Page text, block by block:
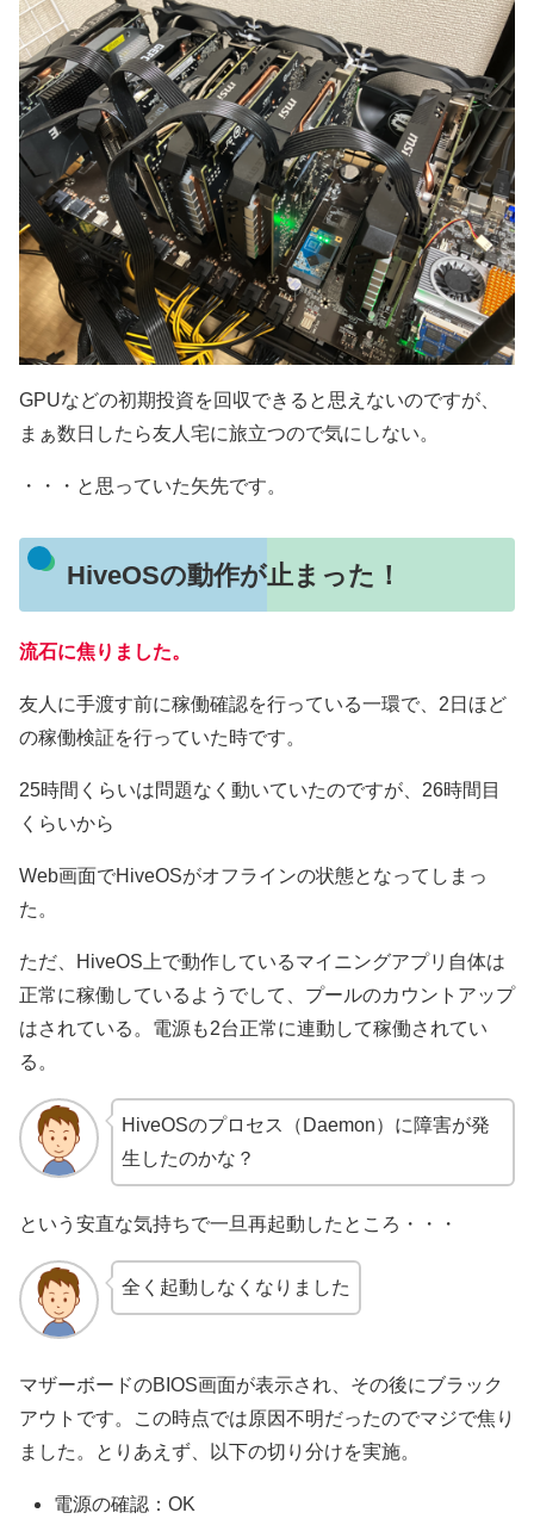
GPUなどの初期投資を回収できると思えないのですが、
まぁ数日したら友人宅に旅立つので気にしない。
・・・と思っていた矢先です。
HiveOSの動作が止まった！
流石に焦りました。
友人に手渡す前に稼働確認を行っている一環で、2日ほど
の稼働検証を行っていた時です。
25時間くらいは問題なく動いていたのですが、26時間目
くらいから
Web画面でHiveOSがオフラインの状態となってしまっ
た。
ただ、HiveOS上で動作しているマイニングアプリ自体は
正常に稼働しているようでして、プールのカウントアップ
はされている。電源も2台正常に連動して稼働されてい
る。
HiveOSのプロセス（Daemon）に障害が発
生したのかな？
という安直な気持ちで一旦再起動したところ・・・
全く起動しなくなりました
マザーボードのBIOS画面が表示され、その後にブラック
アウトです。この時点では原因不明だったのでマジで焦り
ました。とりあえず、以下の切り分けを実施。
電源の確認：OK